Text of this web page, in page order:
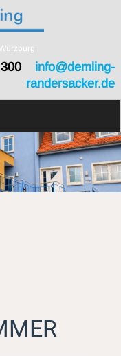
300 info@demling-
randersacker.de